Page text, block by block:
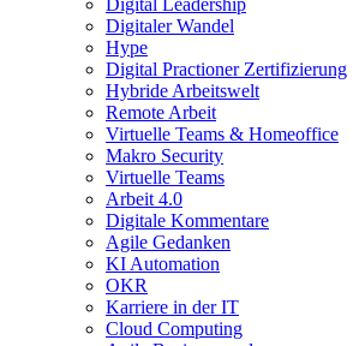
Digital Leadership
Digitaler Wandel
Hype
Digital Practioner Zertifizierung
Hybride Arbeitswelt
Remote Arbeit
Virtuelle Teams & Homeoffice
Makro Security
Virtuelle Teams
Arbeit 4.0
Digitale Kommentare
Agile Gedanken
KI Automation
OKR
Karriere in der IT
Cloud Computing